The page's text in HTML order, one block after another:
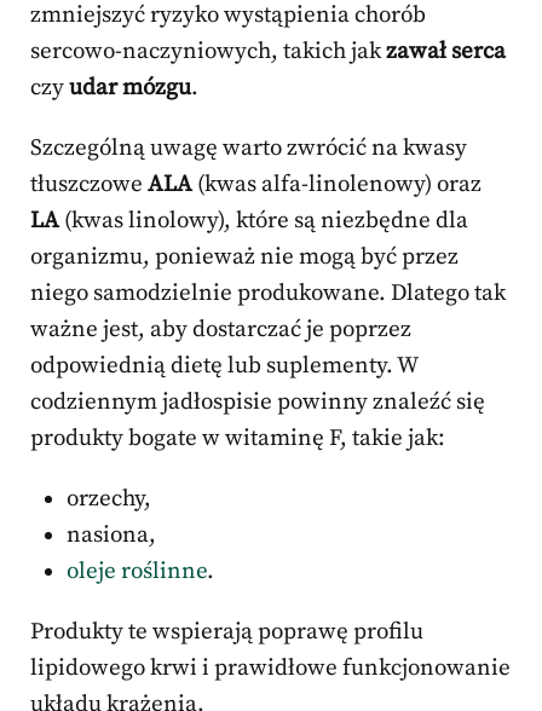
zmniejszyć ryzyko wystąpienia chorób
sercowo-naczyniowych, takich jakzawał serca
czyudar mózgu.
Szczególną uwagę warto zwrócić na kwasy
tłuszczowe ALA(kwas alfa-linolenowy) oraz
LA(kwas linolowy), które są niezbędne dla
organizmu, ponieważ nie mogą być przez
niego samodzielnie produkowane. Dlatego tak
ważne jest, aby dostarczać je poprzez
odpowiednią dietę lub suplementy. W
codziennym jadłospisie powinny znaleźć się
produkty bogate w witaminę F, takie jak:
orzechy,
nasiona,
oleje roślinne.
Produkty te wspierają poprawę profilu
lipidowego krwi i prawidłowe funkcjonowanie
układu krążenia.